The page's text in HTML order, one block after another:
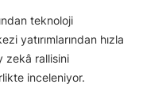
teknoloji
yatırımlarından hızla
zekâ rallisini
inceleniyor.